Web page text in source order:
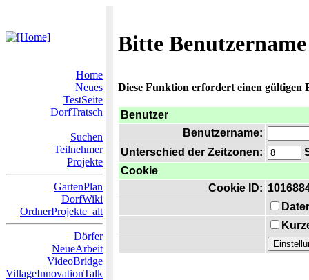
Bitte
Home
Neues
TestSeite
DorfTratsch
Suchen
Teilnehmer
Projekte
GartenPlan
DorfWiki
OrdnerProjekte_alt
Dörfer
NeueArbeit
VideoBridge
VillageInnovationTalk
Diese Funktion erfordert einen gültigen
Benutzer
Benutzername:
Unterschied der Zeitzonen:
Cookie
Cookie ID: